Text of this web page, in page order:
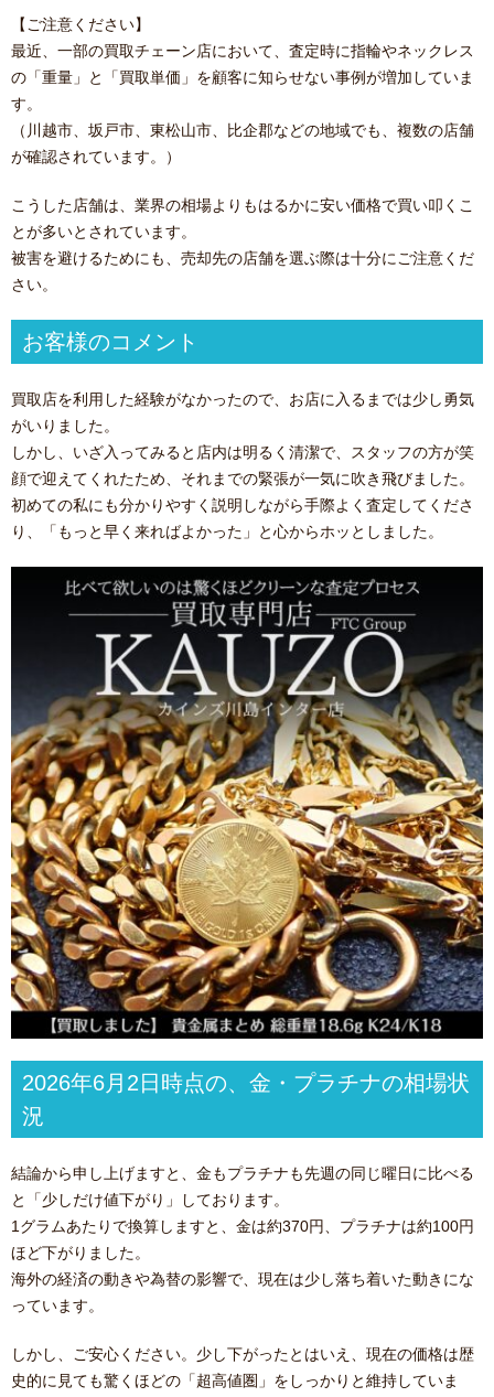
【ご注意ください】
最近、一部の買取チェーン店において、査定時に指輪やネックレス
の「重量」と「買取単価」を顧客に知らせない事例が増加していま
す。
（川越市、坂戸市、東松山市、比企郡などの地域でも、複数の店舗
が確認されています。）
こうした店舗は、業界の相場よりもはるかに安い価格で買い叩くこ
とが多いとされています。
被害を避けるためにも、売却先の店舗を選ぶ際は十分にご注意くだ
さい。
お客様のコメント
買取店を利用した経験がなかったので、お店に入るまでは少し勇気
がいりました。
しかし、いざ入ってみると店内は明るく清潔で、スタッフの方が笑
顔で迎えてくれたため、それまでの緊張が一気に吹き飛びました。
初めての私にも分かりやすく説明しながら手際よく査定してくださ
り、「もっと早く来ればよかった」と心からホッとしました。
2026年6月2日時点の、金・プラチナの相場状
況
結論から申し上げますと、金もプラチナも先週の同じ曜日に比べる
と「少しだけ値下がり」しております。
1グラムあたりで換算しますと、金は約370円、プラチナは約100円
ほど下がりました。
海外の経済の動きや為替の影響で、現在は少し落ち着いた動きにな
っています。
しかし、ご安心ください。少し下がったとはいえ、現在の価格は歴
史的に見ても驚くほどの「超高値圏」をしっかりと維持していま